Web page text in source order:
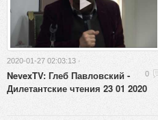
2020-01-27 02:03:13 ·
0
NevexTV: Глеб Павловский -
Дилетантские чтения 23 01 2020